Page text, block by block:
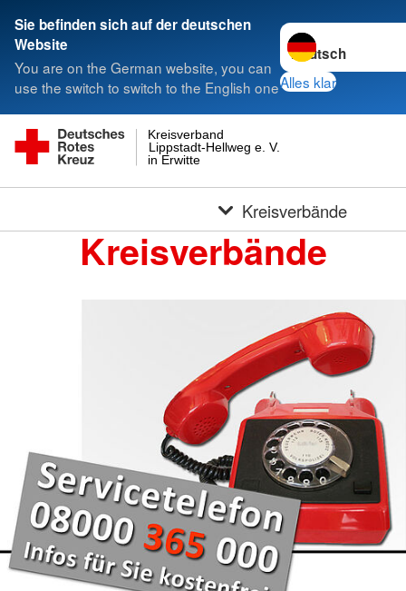
Sie befinden sich auf der deutschen
Website
You are on the German website, you can
use the switch to switch to the English one
Sprache wechseln
Alles klar
in Erwitte
Lippstadt-Hellweg e. V.
Kreisverband
Kreisverbände
Kreisverbände